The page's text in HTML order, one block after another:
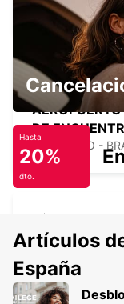
GUARULHOS -
DE
SAO PAULO -
SALTO CITY
SALTO -
Hasta
20%
dto.
Artículos
España